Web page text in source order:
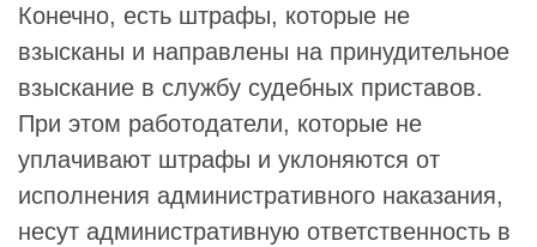
Конечно, есть штрафы, которые не
взысканы и направлены на принудительное
взыскание в службу судебных приставов.
При этом работодатели, которые не
уплачивают штрафы и уклоняются от
исполнения административного наказания,
несут административную ответственность в